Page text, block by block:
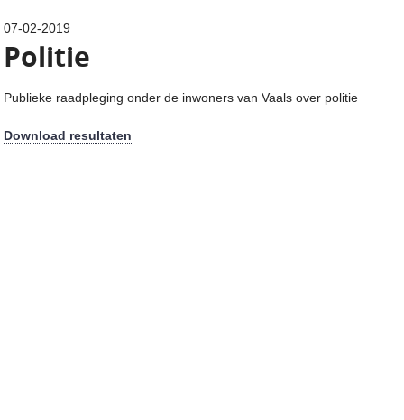
07-02-2019
Politie
Publieke raadpleging onder de inwoners van Vaals over politie
Download resultaten